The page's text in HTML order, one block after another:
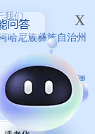
我们
哈尼族彝族自治州
67号 政务服务便
x